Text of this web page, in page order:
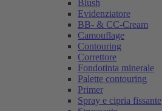
Blush
Evidenziatore
BB- & CC-Cream
Camouflage
Contouring
Correttore
Fondotinta minerale
Palette contouring
Primer
Spray e cipria fissante